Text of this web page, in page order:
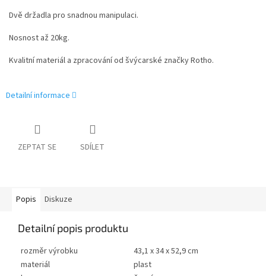
Dvě držadla pro snadnou manipulaci.
Nosnost až 20kg.
Kvalitní materiál a zpracování od švýcarské značky Rotho.
Detailní informace
ZEPTAT SE SDÍLET
Popis Diskuze
Detailní popis produktu
rozměr výrobku
43,1 x 34 x 52,9 cm
materiál
plast